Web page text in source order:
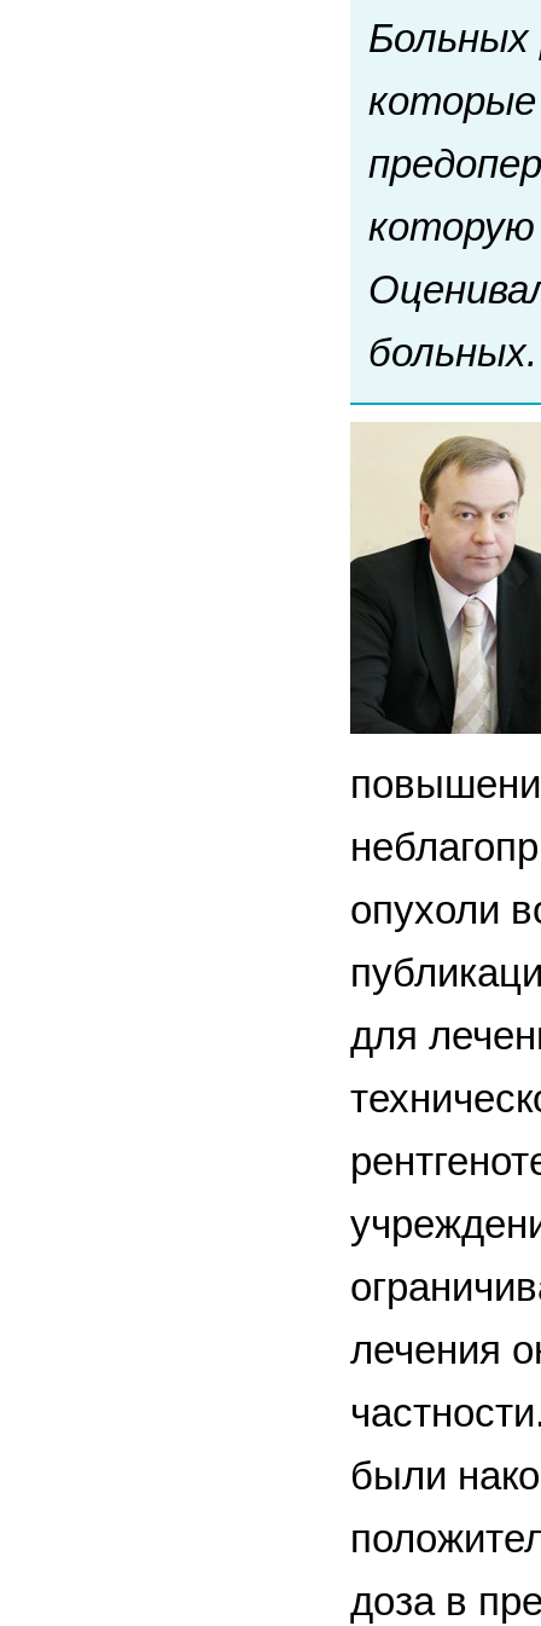
Больных
которую
больных.
опухоли
для
лечения
были
доза в